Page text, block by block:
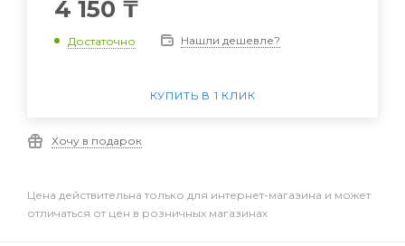
4 150 ₸
Достаточно Нашли дешевле?
КУПИТЬ В 1 КЛИК
Хочу в подарок
Цена действительна только для интернет-магазина и может
отличаться от цен в розничных магазинах